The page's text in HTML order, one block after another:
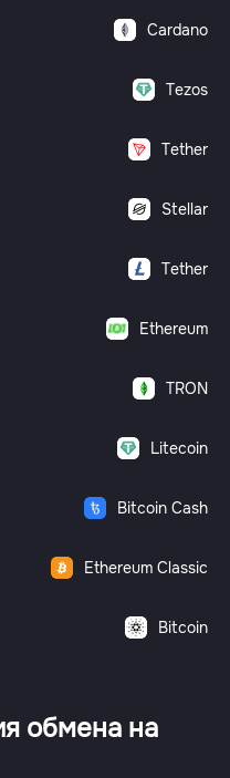
Cardano
Tezos
Tether
Stellar
Tether
Ethereum
TRON
Litecoin
Bitcoin Cash
Ethereum Classic
Bitcoin
обмена на